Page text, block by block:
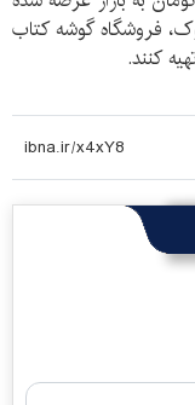
فروشگاه گوشه کتاب
کنند.